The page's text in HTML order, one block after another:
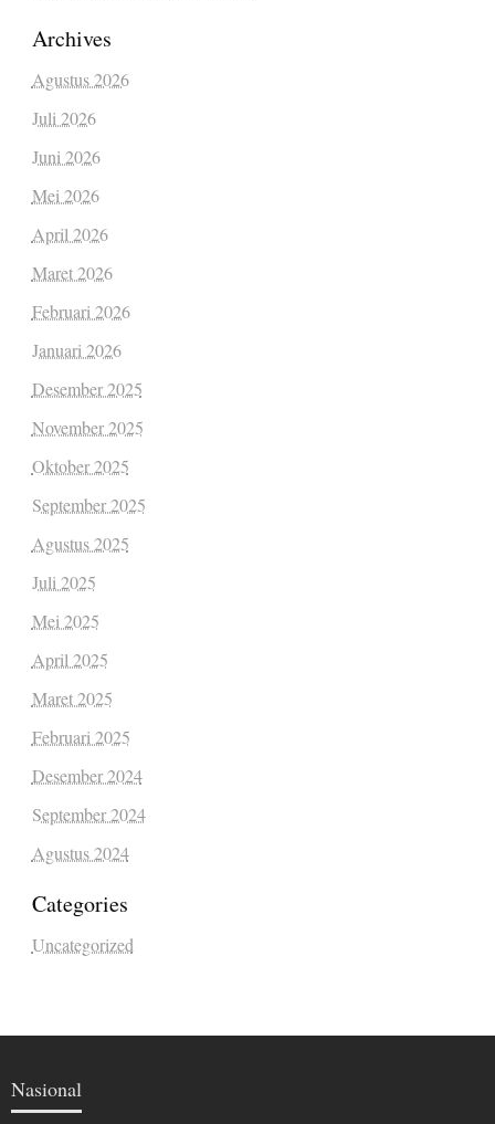
Archives
Agustus 2026
Juli 2026
Juni 2026
Mei 2026
April 2026
Maret 2026
Februari 2026
Januari 2026
Desember 2025
November 2025
Oktober 2025
September 2025
Agustus 2025
Juli 2025
Mei 2025
April 2025
Maret 2025
Februari 2025
Desember 2024
September 2024
Agustus 2024
Categories
Uncategorized
Nasional